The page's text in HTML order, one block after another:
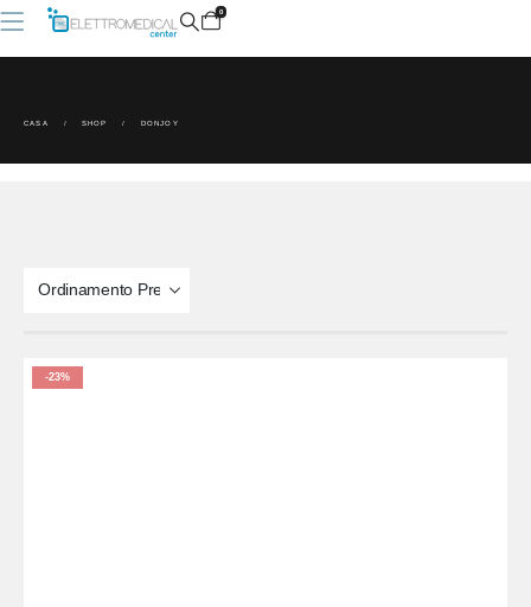
0
CASA SHOP DONJOY
-23%